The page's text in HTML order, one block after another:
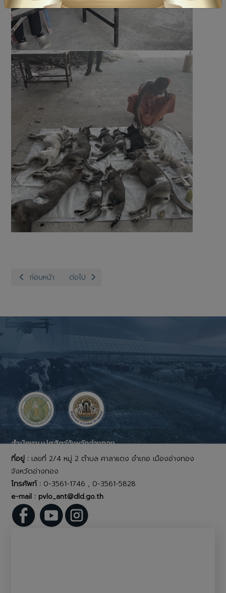
เนื้อหาก่อนหน้า: สำนักงานปศุสัตว์อำเภอวิเศษชัยชาญออกพื้นที่เจาะเลื
ก่อนหน้า เนื้อหาถัดไป: ข่าวกิจกรรม8
ต่อไป
สำนักงานปศุสัตว์จังหวัดอ่างทอง
ที่อยู่ : เลขที่ 2/4 หมู่ 2 ตำบล ศาลาแดง อำเภอ เมืองอ่างทอง
จังหวัดอ่างทอง
โทรศัพท์ : 0-3561-1746 , 0-3561-5828
e-mail : pvlo_ant@dld.go.th